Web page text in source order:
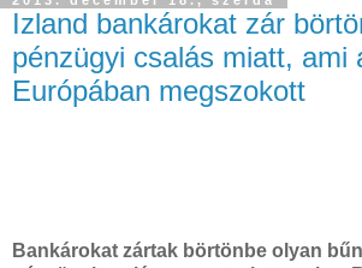
Izland bankárokat zár
pénzügyi csalás miatt, ami
Európában megszokott
Bankárokat zártak börtönbe olyan